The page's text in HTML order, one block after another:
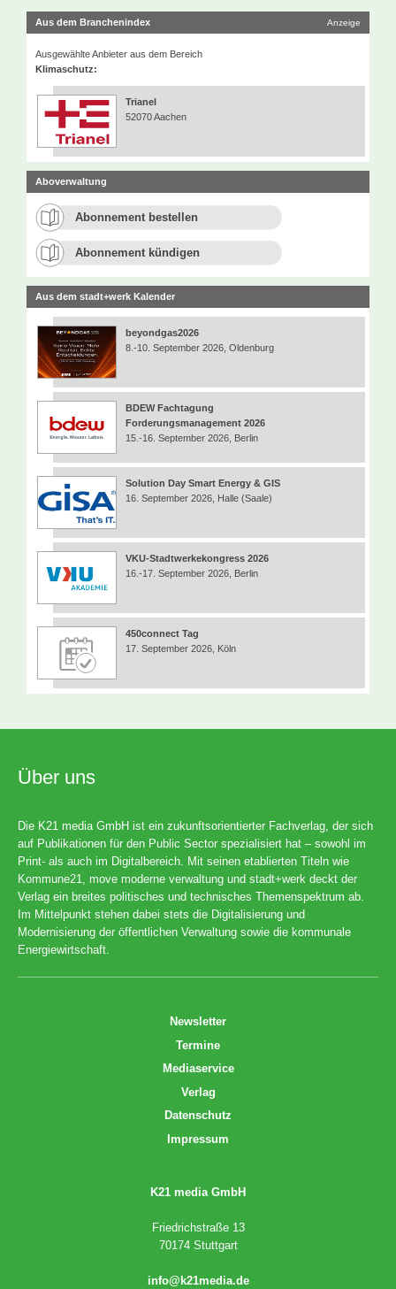
Aus dem Branchenindex Anzeige
Ausgewählte Anbieter aus dem Bereich
Klimaschutz:
Trianel
52070 Aachen
Aboverwaltung
Abonnement bestellen
Abonnement kündigen
Aus dem stadt+werk Kalender
beyondgas2026
8.-10. September 2026, Oldenburg
BDEW Fachtagung
Forderungsmanagement 2026
15.-16. September 2026, Berlin
Solution Day Smart Energy & GIS
16. September 2026, Halle (Saale)
VKU-Stadtwerkekongress 2026
16.-17. September 2026, Berlin
450connect Tag
17. September 2026, Köln
Über uns
Die K21 media GmbH ist ein zukunftsorientierter Fachverlag, der sich
auf Publikationen für den Public Sector spezialisiert hat – sowohl im
Print- als auch im Digitalbereich. Mit seinen etablierten Titeln wie
Kommune21, move moderne verwaltung und stadt+werk deckt der
Verlag ein breites politisches und technisches Themenspektrum ab.
Im Mittelpunkt stehen dabei stets die Digitalisierung und
Modernisierung der öffentlichen Verwaltung sowie die kommunale
Energiewirtschaft.
Newsletter
Termine
Mediaservice
Verlag
Datenschutz
Impressum
K21 media GmbH
Friedrichstraße 13
70174 Stuttgart
info@k21media.de